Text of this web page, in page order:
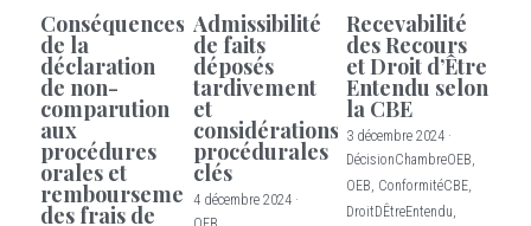
Conséquences
de la
déclaration
de non-
comparution
aux
procédures
orales et
remboursement
des frais de
Admissibilité
de faits
déposés
tardivement
et
considérations
procédurales
clés
4 décembre 2024 ·
Recevabilité
des Recours
et Droit d’Être
Entendu selon
la CBE
3 décembre 2024 ·
DécisionChambreOEB,
OEB, ConformitéCBE,
DroitDÊtreEntendu,